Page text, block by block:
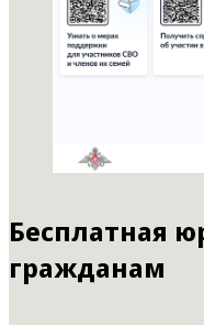
Бесплатная
гражданам